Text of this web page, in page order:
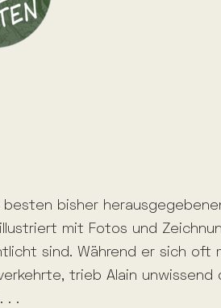
bisher
mit Fotos und
sind. Während er sich oft
trieb Alain unwissend
. .